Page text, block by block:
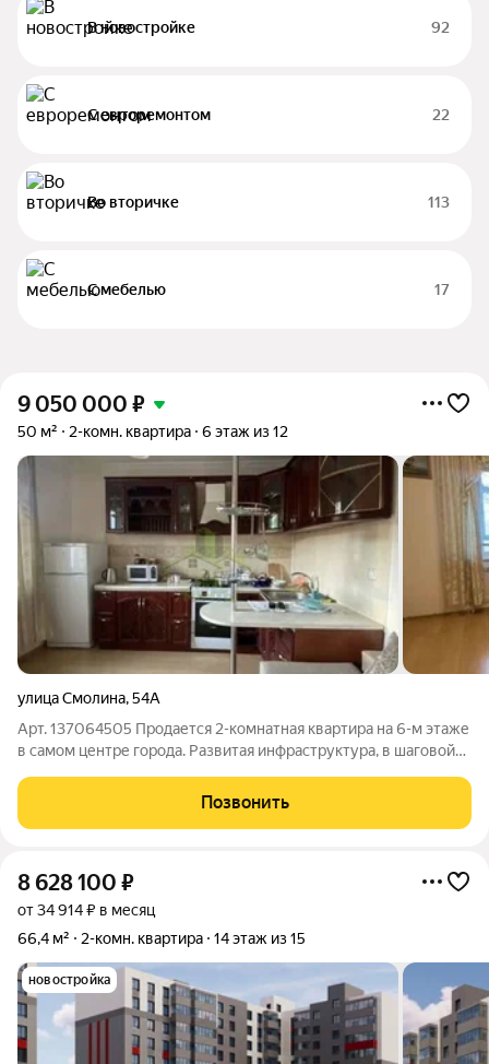
В новостройке 92
С евроремонтом 22
Во вторичке 113
С мебелью 17
9 050 000 ₽
50 м² 2-комн. квартира 6 этаж из 12
улица Смолина,54А
Арт. 137064505 Продается 2-комнатная квартира на 6-м этаже
в самом центре города. Развитая инфраструктура, в шаговой
дорогу; площадь Советов, театр - 5 минут пешком; остановки
общественного
Позвонить
8 628 100 ₽
от 34 914 ₽ в месяц
66,4 м²
2-комн. квартира 14 этаж из 15
новостройка